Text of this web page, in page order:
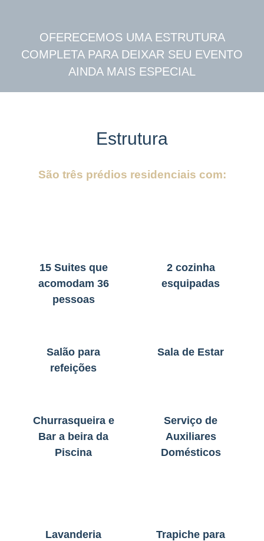
OFERECEMOS UMA ESTRUTURA
COMPLETA PARA DEIXAR SEU EVENTO
AINDA MAIS ESPECIAL
Estrutura
São três prédios residenciais com:
15 Suites que
acomodam 36
pessoas
2 cozinha
esquipadas
Salão para
refeições
Sala de Estar
Churrasqueira e
Bar a beira da
Piscina
Serviço de
Auxiliares
Domésticos
Lavanderia
Trapiche para